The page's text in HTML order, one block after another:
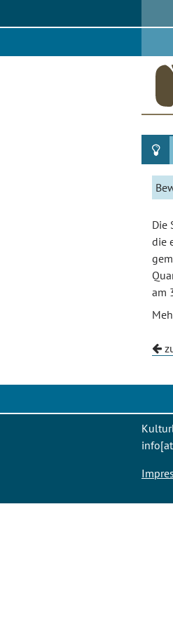
content
Die
die
am